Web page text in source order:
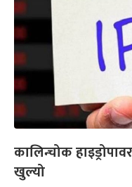
कालिन्चोक
खुल्यो